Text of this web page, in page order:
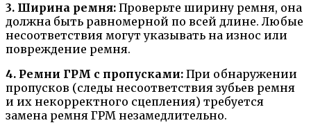
3. Ширина ремня: Проверьте ширину ремня, она
должна быть равномерной по всей длине. Любые
несоответствия могут указывать на износ или
повреждение ремня.
4. Ремни ГРМ с пропусками: При обнаружении
пропусков (следы несоответствия зубьев ремня
и их некорректного сцепления) требуется
замена ремня ГРМ незамедлительно.